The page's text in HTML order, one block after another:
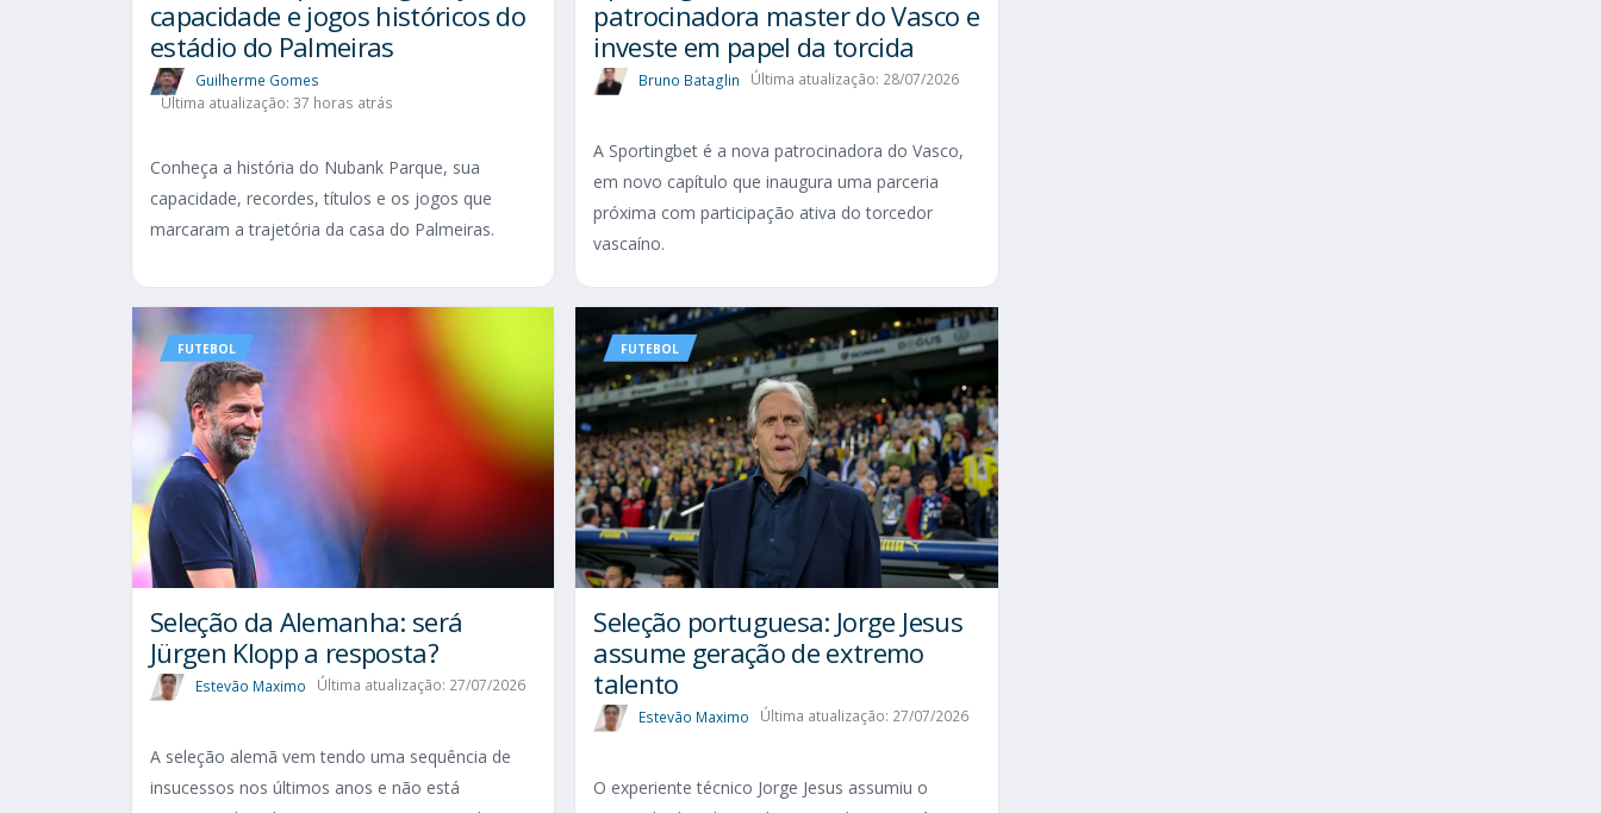
capacidade e jogos históricos do
estádio do Palmeiras
Guilherme Gomes
Última atualização: 37 horas atrás
Conheça a história do Nubank Parque, sua
capacidade, recordes, títulos e os jogos que
marcaram a trajetória da casa do Palmeiras.
patrocinadora master do Vasco e
investe em papel da torcida
Bruno Bataglin Última atualização: 28/07/2026
A Sportingbet é a nova patrocinadora do Vasco,
em novo capítulo que inaugura uma parceria
próxima com participação ativa do torcedor
vascaíno.
FUTEBOL
Seleção da Alemanha: será
Jürgen Klopp a resposta?
Estevão Maximo Última atualização: 27/07/2026
A seleção alemã vem tendo uma sequência de
insucessos nos últimos anos e não está
FUTEBOL
Seleção portuguesa: Jorge Jesus
assume geração de extremo
talento
Estevão Maximo Última atualização: 27/07/2026
O experiente técnico Jorge Jesus assumiu o